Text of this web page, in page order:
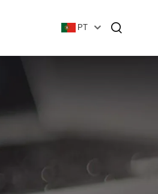
Frasco De Loção De Plástico
PT